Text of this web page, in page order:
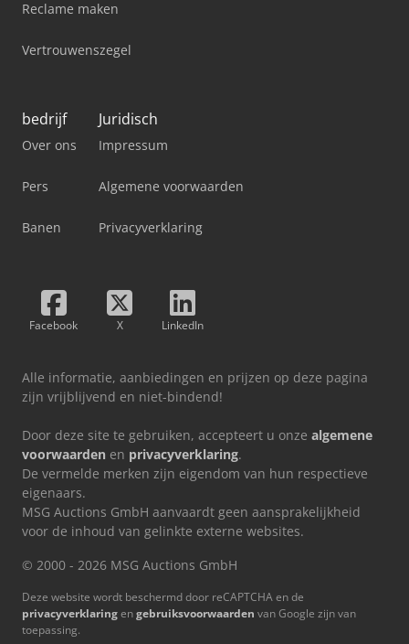
Reclame maken
Vertrouwenszegel
bedrijf
Over ons
Pers
Banen
Juridisch
Impressum
Algemene voorwaarden
Privacyverklaring
Facebook X LinkedIn
Alle informatie, aanbiedingen en prijzen op deze pagina
zijn vrijblijvend en niet-bindend!
Door deze site te gebruiken, accepteert u onze algemene
voorwaarden en privacyverklaring.
De vermelde merken zijn eigendom van hun respectieve
eigenaars.
MSG Auctions GmbH aanvaardt geen aansprakelijkheid
voor de inhoud van gelinkte externe websites.
© 2000 - 2026 MSG Auctions GmbH
Deze website wordt beschermd door reCAPTCHA en de
privacyverklaringengebruiksvoorwaarden van Google zijn van
toepassing.